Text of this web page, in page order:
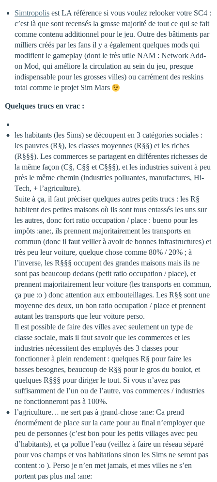
Simtropolis est LA référence si vous voulez relooker votre SC4 :
c’est là que sont recensés la grosse majorité de tout ce qui se fait
comme contenu additionnel pour le jeu. Outre des bâtiments par
milliers créés par les fans il y a également quelques mods qui
modifient le gameplay (dont le très utile NAM : Network Add-
on Mod, qui améliore la circulation au sein du jeu, presque
indispensable pour les grosses villes) ou carrément des reskins
total comme le projet Sim Mars
Quelques trucs en vrac :
les habitants (les Sims) se découpent en 3 catégories sociales :
les pauvres (R§), les classes moyennes (R§§) et les riches
(R§§§). Les commerces se partagent en différentes richesses de
la même façon (C§, C§§ et C§§§), et les industries suivent à peu
près le même chemin (industries polluantes, manufactures, Hi-
Tech, + l’agriculture).
Suite à ça, il faut préciser quelques autres petits trucs : les R§
habitent des petites maisons où ils sont tous entassés les uns sur
les autres, donc fort ratio occupation / place : bueno pour les
impôts :ane:, ils prennent majoritairement les transports en
commun (donc il faut veiller à avoir de bonnes infrastructures) et
très peu leur voiture, quelque chose comme 80% / 20% ; à
l’inverse, les R§§§ occupent des grandes maisons mais ils ne
sont pas beaucoup dedans (petit ratio occupation / place), et
prennent majoritairement leur voiture (les transports en commun,
ça pue :o ) donc attention aux embouteillages. Les R§§ sont une
moyenne des deux, un bon ratio occupation / place et prennent
autant les transports que leur voiture perso.
Il est possible de faire des villes avec seulement un type de
classe sociale, mais il faut savoir que les commerces et les
industries nécessitent des employés des 3 classes pour
fonctionner à plein rendement : quelques R§ pour faire les
basses besognes, beaucoup de R§§ pour le gros du boulot, et
quelques R§§§ pour diriger le tout. Si vous n’avez pas
suffisamment de l’un ou de l’autre, vos commerces / industries
ne fonctionneront pas à 100%.
l’agriculture… ne sert pas à grand-chose :ane: Ca prend
énormément de place sur la carte pour au final n’employer que
peu de personnes (c’est bon pour les petits villages avec peu
d’habitants), et ça pollue l’eau (veillez à faire un réseau séparé
pour vos champs et vos habitations sinon les Sims ne seront pas
content :o ). Perso je n’en met jamais, et mes villes ne s’en
portent pas plus mal :ane: